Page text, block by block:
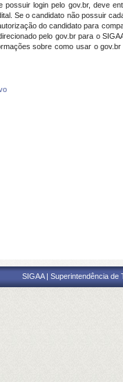
possuir login pelo gov.br, deve
Se o candidato não possuir
do candidato para
pelo gov.br para o
sobre como usar o
SIGAA | Superintendência